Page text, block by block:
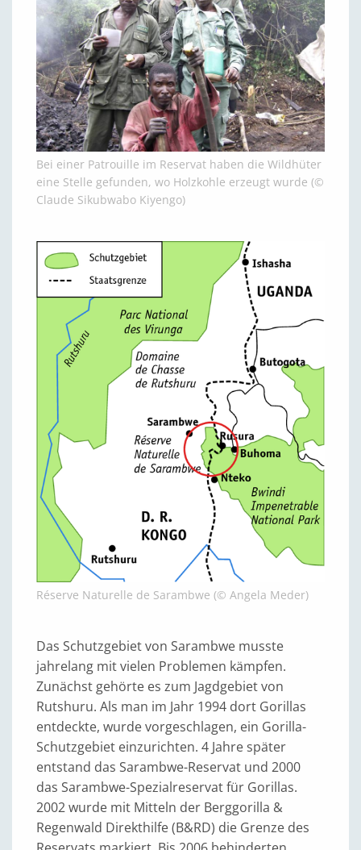
Bei einer Patrouille im Reservat haben die Wildhüter
eine Stelle gefunden, wo Holzkohle erzeugt wurde (©
Claude Sikubwabo Kiyengo)
Réserve Naturelle de Sarambwe (© Angela Meder)
Das Schutzgebiet von Sarambwe musste
jahrelang mit vielen Problemen kämpfen.
Zunächst gehörte es zum Jagdgebiet von
Rutshuru. Als man im Jahr 1994 dort Gorillas
entdeckte, wurde vorgeschlagen, ein Gorilla-
Schutzgebiet einzurichten. 4 Jahre später
entstand das Sarambwe-Reservat und 2000
das Sarambwe-Spezialreservat für Gorillas.
2002 wurde mit Mitteln der Berggorilla &
Regenwald Direkthilfe (B&RD) die Grenze des